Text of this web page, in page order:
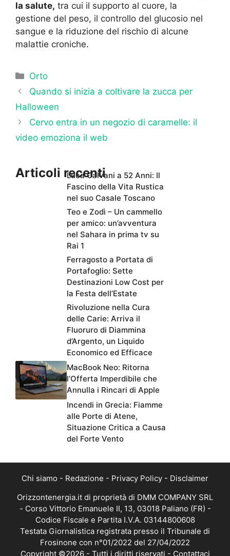
la salute, tra cui il supporto al cuore, la
gestione del peso, il controllo del glucosio nel
sangue e la riduzione del rischio di alcune
malattie croniche.
Categorie
Orto
Quando si inizia a coltivare la zucca per
Halloween
Cervo entra in un negozio di caramelle: il
video emoziona il web
Articoli recentiLuca Calvani a 52 Anni: Il
Fascino della Vita Rustica
nel suo Casale Toscano
Teo e Zodì – Un cammello
per amico: un’avventura
nel Sahara in prima tv su
Rai 1
Ferragosto a Portata di
Portafoglio: Sette
Destinazioni Low Cost per
la Festa dell’Estate
Rivoluzione nella Cura
delle Carie: Arriva il
Fluoruro di Diammina
d’Argento, un Liquido
Economico ed Efficace
MacBook Neo: Ritorna
l’Offerta Imperdibile che
Annulla i Rincari di Apple
Incendi in Grecia: Fiamme
alle Porte di Atene,
Situazione Critica a Causa
del Forte Vento
Chi siamo - Redazione - Privacy Policy - Disclaimer
Orizzontenergia.it di proprietà di DMM COMPANY SRL
- Corso Vittorio Emanuele II, 13, 03018 Paliano (FR) -
Codice Fiscale e Partita I.V.A. 03144800608
Testata Giornalistica registrata presso il Tribunale di
Frosinone con n°01/2022 del 27/04/2022
Copyright ©2026 - Tutti i diritti riservati - Contattaci